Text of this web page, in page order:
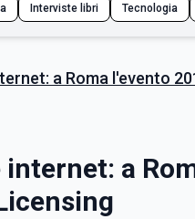
Interviste libri Tecnologia
a Roma l'evento
a